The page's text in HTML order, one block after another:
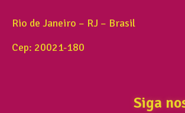
Rio de Janeiro – RJ – Brasil
Cep: 20021-180
Siga